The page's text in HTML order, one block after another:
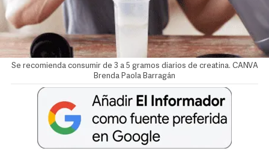
Se recomienda consumir de 3 a 5 gramos diarios de creatina. CANVA
Brenda Paola Barragán